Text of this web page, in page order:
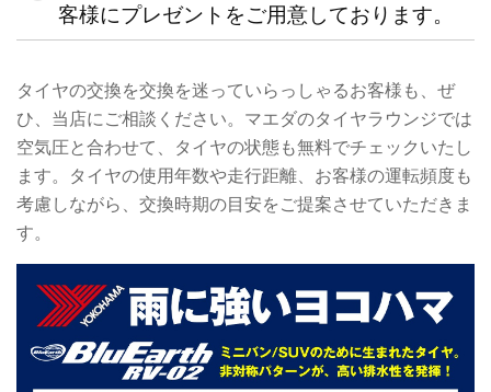
に
あ
る
車
検、
修
理
と
車
客様にプレゼントをご用意しております。
タイヤの交換を交換を迷っていらっしゃるお客様も、ぜ
ひ、当店にご相談ください。マエダのタイヤラウンジでは
空気圧と合わせて、タイヤの状態も無料でチェックいたし
ます。タイヤの使用年数や走行距離、お客様の運転頻度も
考慮しながら、交換時期の目安をご提案させていただきま
す。